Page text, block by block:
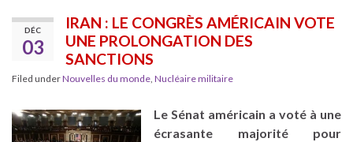
DÉC
03
IRAN : LE CONGRÈS AMÉRICAIN VOTE
UNE PROLONGATION DES
SANCTIONS
Filed underNouvelles du monde, Nucléaire militaire
Le Sénat américain a voté à une
écrasante majorité pour